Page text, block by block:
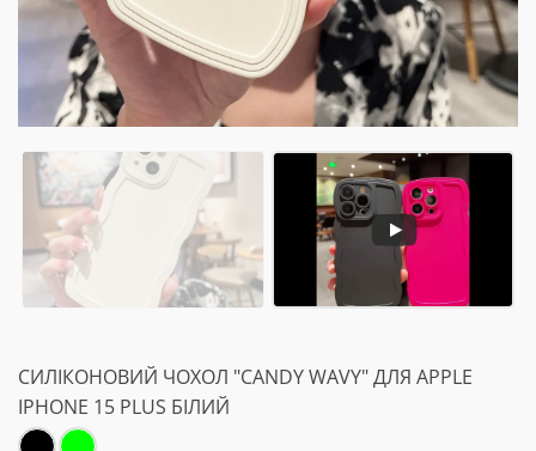
СИЛІКОНОВИЙ ЧОХОЛ "CANDY WAVY" ДЛЯ APPLE
IPHONE 15 PLUS БІЛИЙ